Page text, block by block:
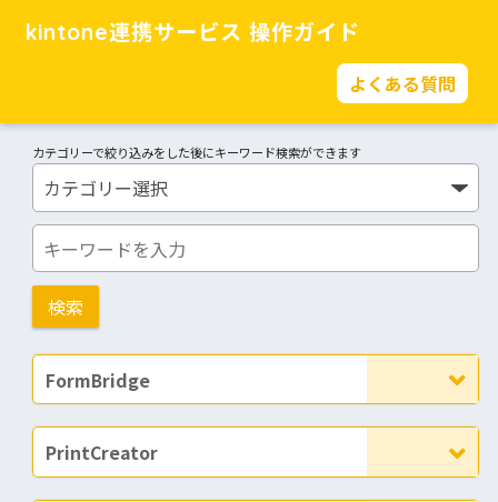
kintone連携サービス 操作ガイド
よくある質問
カテゴリーで絞り込みをした後にキーワード検索ができます
FormBridge
PrintCreator